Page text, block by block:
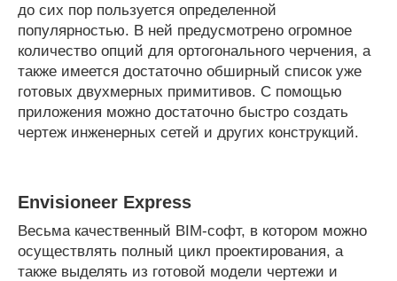
до сих пор пользуется определенной
популярностью. В ней предусмотрено огромное
количество опций для ортогонального черчения, а
также имеется достаточно обширный список уже
готовых двухмерных примитивов. С помощью
приложения можно достаточно быстро создать
чертеж инженерных сетей и других конструкций.
Envisioneer Express
Весьма качественный BIM-софт, в котором можно
осуществлять полный цикл проектирования, а
также выделять из готовой модели чертежи и